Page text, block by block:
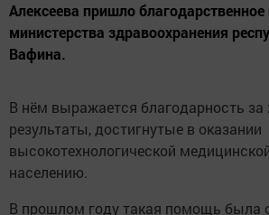
Алексеева пришло
министерства здравоохранения
Вафина.
В нём выражается благодарность за
результаты, достигнутые в оказании
высокотехнологической
населению.
В прошлом году такая помощь была